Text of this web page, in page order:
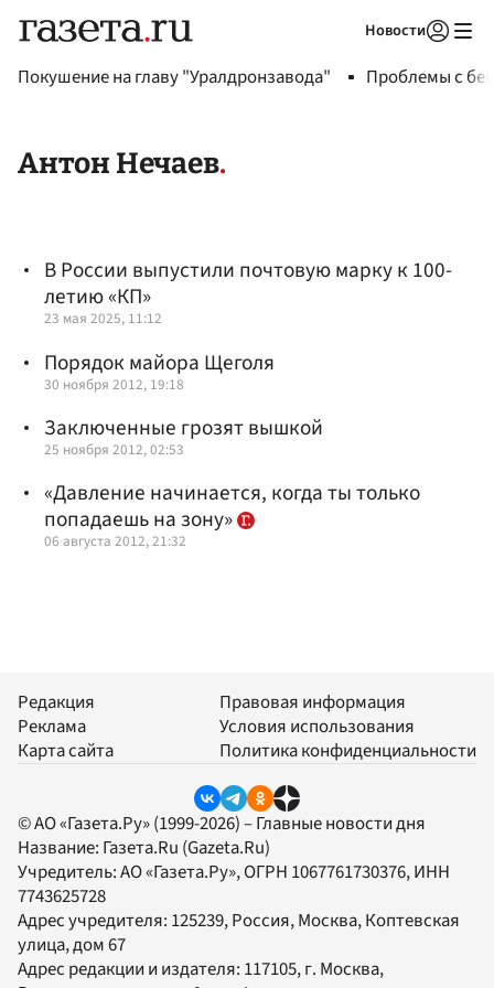
Новости
Покушение на главу "Уралдронзавода" Проблемы с
Антон Нечаев
В России выпустили почтовую марку к 100-
летию «КП»
23 мая 2025, 11:12
Порядок майора Щеголя
30 ноября 2012, 19:18
Заключенные грозят вышкой
25 ноября 2012, 02:53
«Давление начинается, когда ты только
попадаешь на зону»
06 августа 2012, 21:32
Редакция
Реклама
Карта сайта
Правовая информация
Условия использования
Политика конфиденциальности
© АО «Газета.Ру» (1999-2026) – Главные новости дня
Название: Газета.Ru (Gazeta.Ru)
Учредитель:АО «Газета.Ру», ОГРН 1067761730376, ИНН
7743625728
Адрес учредителя: 125239, Россия, Москва, Коптевская
улица, дом 67
Адрес редакции и издателя: 117105, г. Москва,